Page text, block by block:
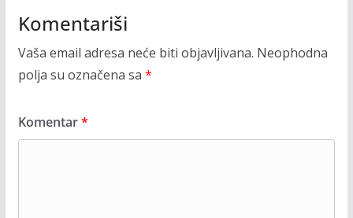
Komentariši
Vaša email adresa neće biti objavljivana. Neophodna
polja su označena sa *
Komentar*